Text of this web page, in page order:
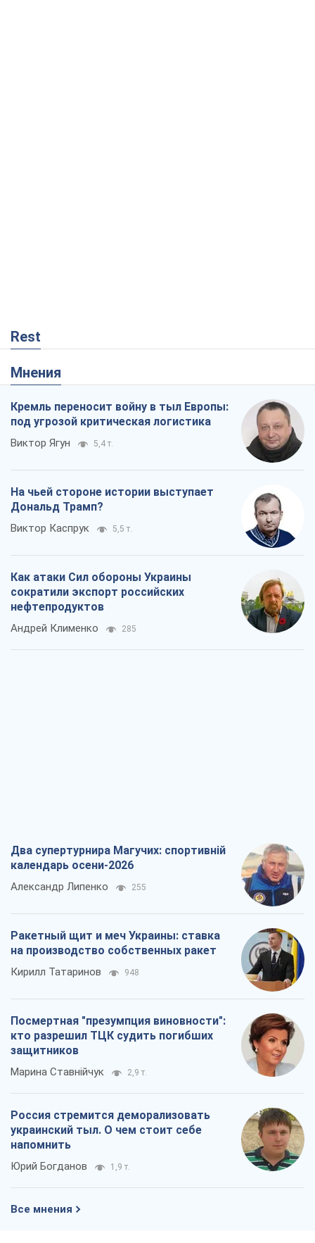
Rest
Мнения
Кремль переносит войну в тыл Европы:
под угрозой критическая логистика
Виктор Ягун 5,4 т.
На чьей стороне истории выступает
Дональд Трамп?
Виктор Каспрук 5,5 т.
Как атаки Сил обороны Украины
сократили экспорт российских
нефтепродуктов
Андрей Клименко 285
Два супертурнира Магучих: спортивній
календарь осени-2026
Александр Липенко 255
Ракетный щит и меч Украины: ставка
на производство собственных ракет
Кирилл Татаринов 948
Посмертная "презумпция виновности":
кто разрешил ТЦК судить погибших
защитников
Марина Ставнійчук 2,9 т.
Россия стремится деморализовать
украинский тыл. О чем стоит себе
напомнить
Юрий Богданов 1,9 т.
Все мнения